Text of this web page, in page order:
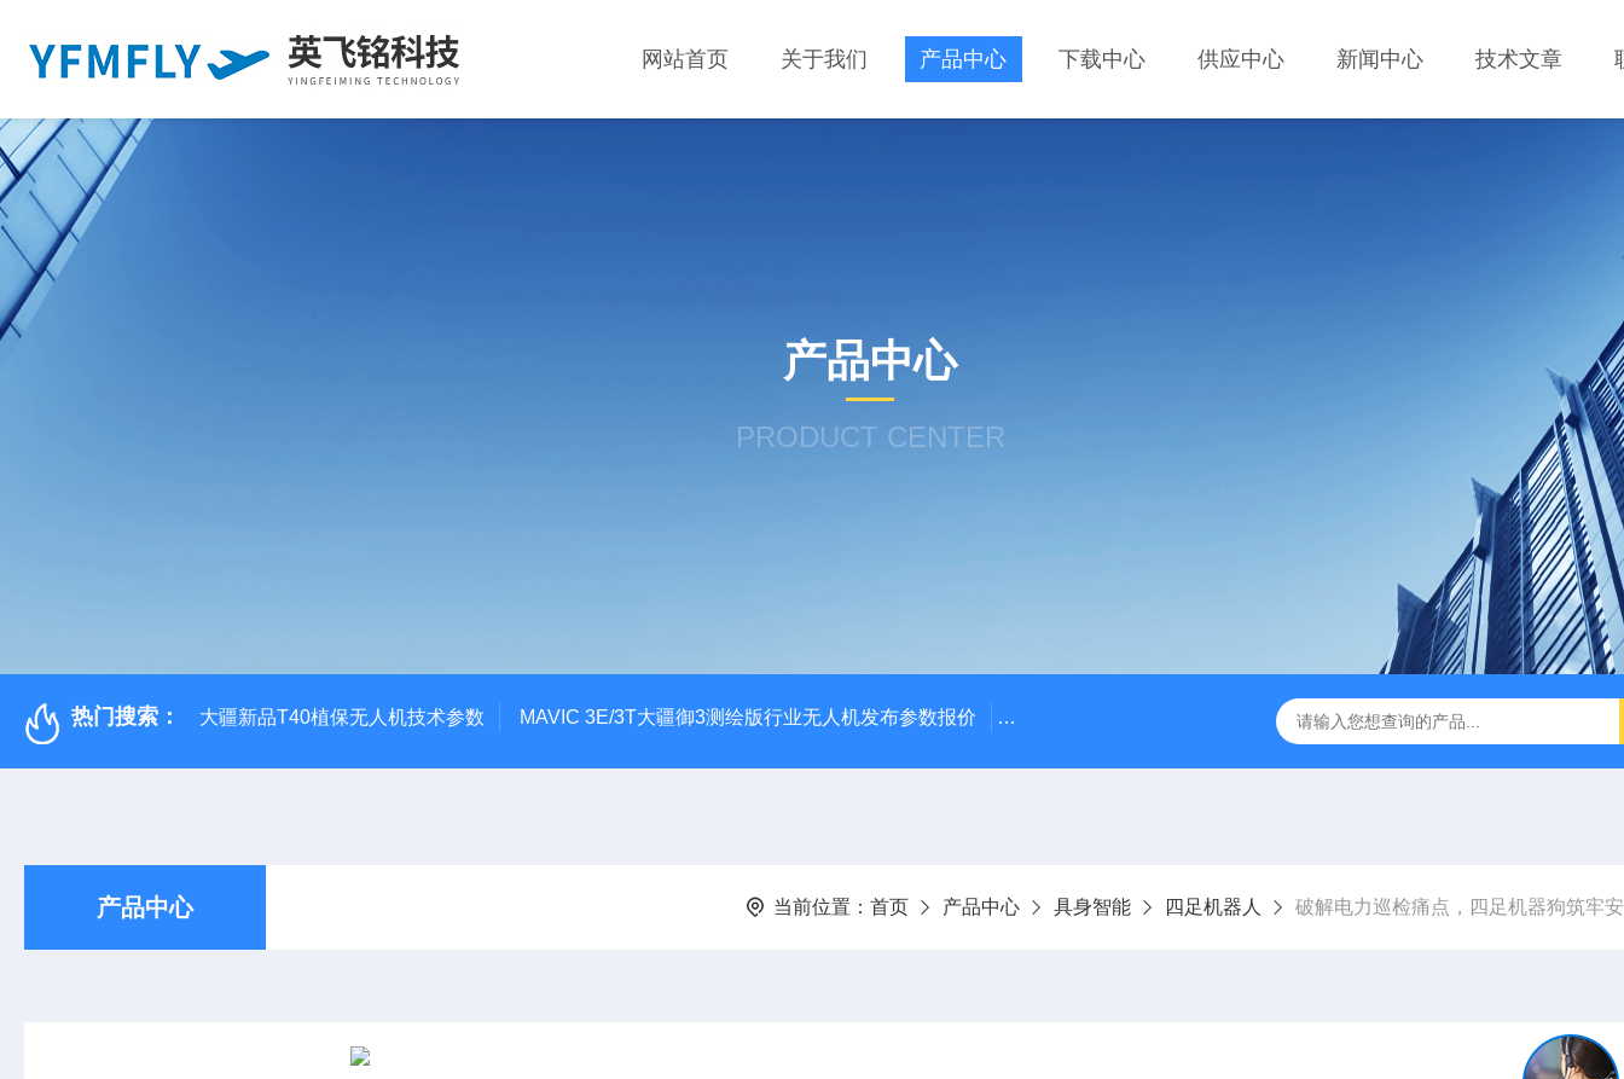
网站首页 关于我们 产品中心 下载中心 供应中心 新闻中心 技术文章
产品中心
PRODUCT CENTER
热门搜索： 大疆新品T40植保无人机技术参数 MAVIC 3E/3T大疆御3测绘版行业无人机发布参数报价 大疆升级版M350RTK行业无人机规格参数 Mavic 3T大疆热红外相
产品中心 当前位置： 首页 产品中心 具身智能 四足机器人 破解电力巡检痛点，四足机器狗筑牢